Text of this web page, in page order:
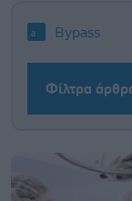
Bypass
Φίλτρα